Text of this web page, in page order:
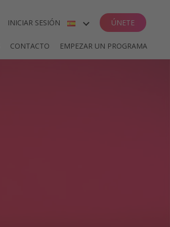
CONTACTO EMPEZAR UN PROGRAMA
INICIAR SESIÓN
ENGLISH
ÚNETE